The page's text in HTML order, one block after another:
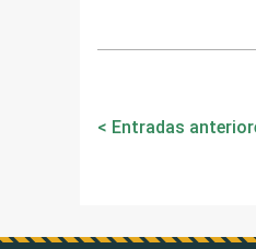
Navegación
Entradas